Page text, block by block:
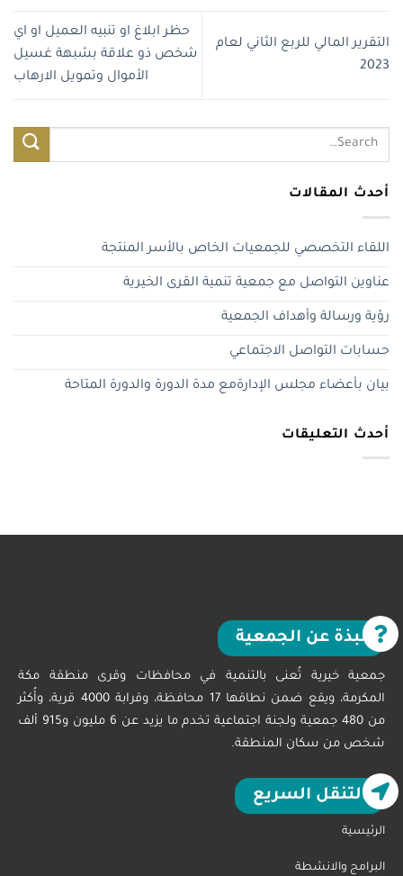
التقرير المالي للربع الثاني لعام
2023
حظر ابلاغ او تنبيه العميل او اي
شخص ذو علاقة بشبهة غسيل
الأموال وتمويل الارهاب
أحدث المقالات
اللقاء التخصصي للجمعيات الخاص بالأسر المنتجة
عناوين التواصل مع جمعية تنمية القرى الخيرية
رؤية ورسالة وأهداف الجمعية
حسابات التواصل الاجتماعي
بيان بأعضاء مجلس الإدارةمع مدة الدورة والدورة المتاحة
أحدث التعليقات
نبذة عن الجمعية
جمعية خيرية تُعنى بالتنمية في محافظات وقرى منطقة مكة
المكرمة، ويقع ضمن نطاقها 17 محافظة، وقرابة 4000 قرية، وأُكثر
من 480 جمعية ولجنة اجتماعية تخدم ما يزيد عن 6 مليون و915 ألف
شخص من سكان المنطقة.
التنقل السريع
الرئيسية
البرامج والانشطة